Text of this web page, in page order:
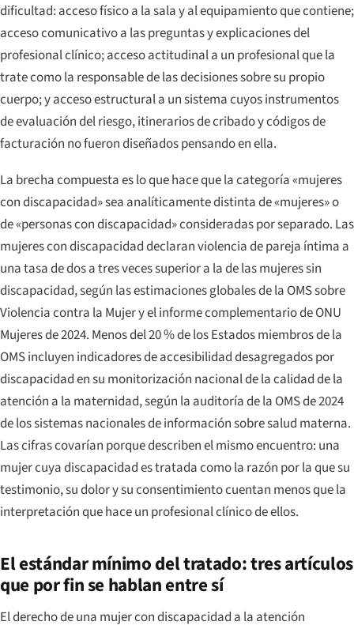
dificultad: acceso físico a la sala y al equipamiento que contiene;
acceso comunicativo a las preguntas y explicaciones del
profesional clínico; acceso actitudinal a un profesional que la
trate como la responsable de las decisiones sobre su propio
cuerpo; y acceso estructural a un sistema cuyos instrumentos
de evaluación del riesgo, itinerarios de cribado y códigos de
facturación no fueron diseñados pensando en ella.
La brecha compuesta es lo que hace que la categoría «mujeres
con discapacidad» sea analíticamente distinta de «mujeres» o
de «personas con discapacidad» consideradas por separado. Las
mujeres con discapacidad declaran violencia de pareja íntima a
una tasa de dos a tres veces superior a la de las mujeres sin
discapacidad, según las estimaciones globales de la OMS sobre
Violencia contra la Mujery el informe complementario de ONU
Mujeres de 2024. Menos del 20 % de los Estados miembros de la
OMS incluyen indicadores de accesibilidad desagregados por
discapacidad en su monitorización nacional de la calidad de la
atención a la maternidad, según la auditoría de la OMS de 2024
de los sistemas nacionales de información sobre salud materna.
Las cifras covarían porque describen el mismo encuentro: una
mujer cuya discapacidad es tratada como la razón por la que su
testimonio, su dolor y su consentimiento cuentan menos que la
interpretación que hace un profesional clínico de ellos.
El estándar mínimo del tratado: tres artículos
que por fin se hablan entre sí
El derecho de una mujer con discapacidad a la atención